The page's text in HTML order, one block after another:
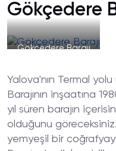
Gökçedere
Gökçedere Barajı
Yalova'nın Termal
Barajının inşaatına
yıl süren barajın
olduğunu
yemyeşil bir